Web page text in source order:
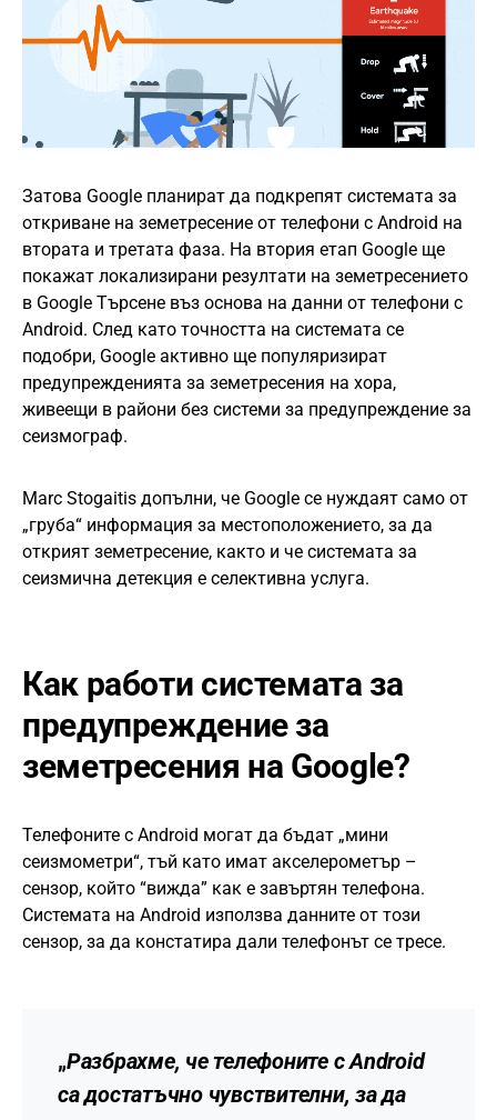
Затова Google планират да подкрепят системата за
откриване на земетресение от телефони с Android на
втората и третата фаза. На втория етап Google ще
покажат локализирани резултати на земетресението
в Google Търсене въз основа на данни от телефони с
Android. След като точността на системата се
подобри, Google активно ще популяризират
предупрежденията за земетресения на хора,
живеещи в райони без системи за предупреждение за
сеизмограф.
Marc Stogaitis допълни, че Google се нуждаят само от
„груба“ информация за местоположението, за да
открият земетресение, както и че системата за
сеизмична детекция е селективна услуга.
Как работи системата за
предупреждение за
земетресения на Google?
Телефоните с Android могат да бъдат „мини
сеизмометри“, тъй като имат акселерометър –
сензор, който “вижда” как е завъртян телефона.
Системата на Android използва данните от този
сензор, за да констатира дали телефонът се тресе.
„Разбрахме, че телефоните с Android
са достатъчно чувствителни, за да